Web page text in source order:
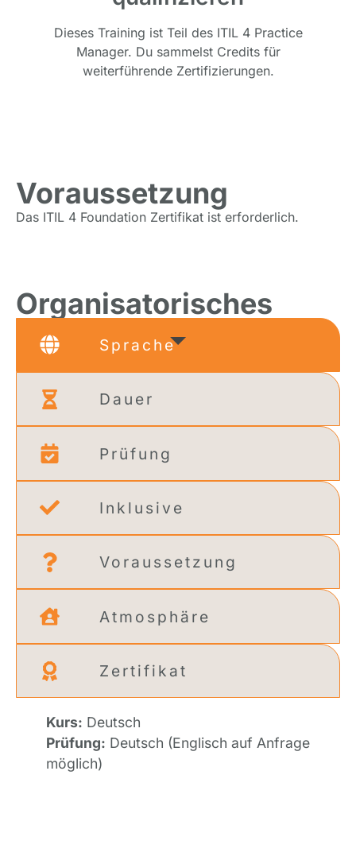
Dieses Training ist Teil des ITIL 4 Practice
Manager. Du sammelst Credits für
weiterführende Zertifizierungen.
Voraussetzung
Das ITIL 4 Foundation Zertifikat ist erforderlich.
Organisatorisches
Sprache
Dauer
Prüfung
Inklusive
Voraussetzung
Atmosphäre
Zertifikat
Kurs: Deutsch
Prüfung: Deutsch (Englisch auf Anfrage
möglich)